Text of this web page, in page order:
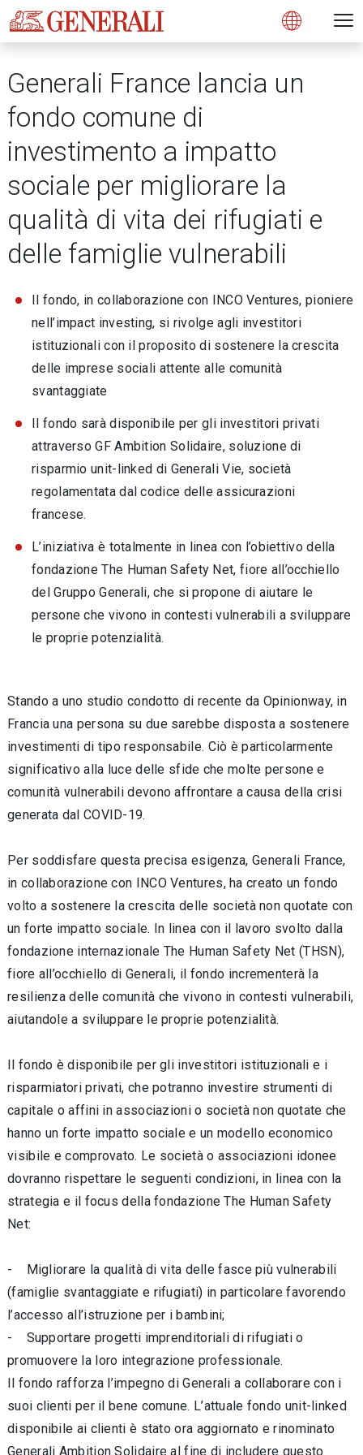
Open
Generali France lancia un
fondo comune di
investimento a impatto
sociale per migliorare la
qualità di vita dei rifugiati e
delle famiglie vulnerabili
Il fondo, in collaborazione con INCO Ventures, pioniere
nell’impact investing, si rivolge agli investitori
istituzionali con il proposito di sostenere la crescita
delle imprese sociali attente alle comunità
svantaggiate
Il fondo sarà disponibile per gli investitori privati
attraverso GF Ambition Solidaire, soluzione di
risparmio unit-linked di Generali Vie, società
regolamentata dal codice delle assicurazioni
francese.
L’iniziativa è totalmente in linea con l’obiettivo della
fondazione The Human Safety Net, fiore all’occhiello
del Gruppo Generali, che si propone di aiutare le
persone che vivono in contesti vulnerabili a sviluppare
le proprie potenzialità.
Stando a uno studio condotto di recente da Opinionway, in
Francia una persona su due sarebbe disposta a sostenere
investimenti di tipo responsabile. Ciò è particolarmente
significativo alla luce delle sfide che molte persone e
comunità vulnerabili devono affrontare a causa della crisi
generata dal COVID-19.
Per soddisfare questa precisa esigenza, Generali France,
in collaborazione con INCO Ventures, ha creato un fondo
volto a sostenere la crescita delle società non quotate con
un forte impatto sociale. In linea con il lavoro svolto dalla
fondazione internazionale The Human Safety Net (THSN),
fiore all’occhiello di Generali, il fondo incrementerà la
resilienza delle comunità che vivono in contesti vulnerabili,
aiutandole a sviluppare le proprie potenzialità.
Il fondo è disponibile per gli investitori istituzionali e i
risparmiatori privati, che potranno investire strumenti di
capitale o affini in associazioni o società non quotate che
hanno un forte impatto sociale e un modello economico
visibile e comprovato. Le società o associazioni idonee
dovranno rispettare le seguenti condizioni, in linea con la
strategia e il focus della fondazione The Human Safety
Net:
- Migliorare la qualità di vita delle fasce più vulnerabili
(famiglie svantaggiate e rifugiati) in particolare favorendo
l’accesso all’istruzione per i bambini;
- Supportare progetti imprenditoriali di rifugiati o
promuovere la loro integrazione professionale.
Il fondo rafforza l’impegno di Generali a collaborare con i
suoi clienti per il bene comune. L’attuale fondo unit-linked
disponibile ai clienti è stato ora aggiornato e rinominato
Generali Ambition Solidaire al fine di includere questo